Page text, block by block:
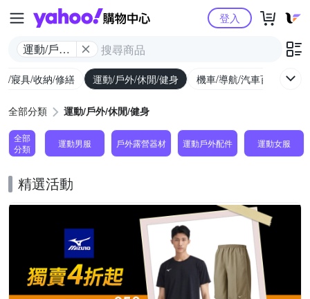
Yahoo購物中心
運動/戶外/
登入
/寢具/收納/修繕 運動/戶外/休閒/健身 機車/導航/汽車百貨
全部分類 運動/戶外/休閒/健身
全部
分類
運動男服 戶外露營器材 運動戶外配件 運動女服
精選活動